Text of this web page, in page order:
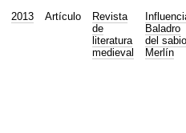
2013 Artículo
Revista
de
literatura
medieval
Baladro
del sabio
Merlín